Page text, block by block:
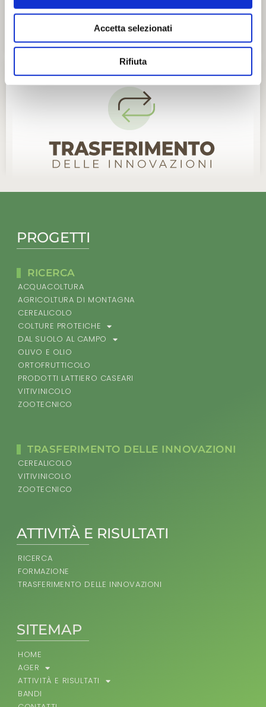
Accetta selezionati
Rifiuta
ATTIVITÀ E RISULTATI
RICERCA
FORMAZIONE
TRASFERIMENTO DELLE INNOVAZIONI
SITEMAP
HOME
AGER
ATTIVITÀ E RISULTATI
BANDI
PROGETTI
RICERCA
ACQUACOLTURA
AGRICOLTURA DI MONTAGNA
CEREALICOLO
COLTURE PROTEICHE
DAL SUOLO AL CAMPO
OLIVO E OLIO
ORTOFRUTTICOLO
PRODOTTI LATTIERO CASEARI
VITIVINICOLO
ZOOTECNICO
TRASFERIMENTO DELLE INNOVAZIONI
CEREALICOLO
VITIVINICOLO
ZOOTECNICO